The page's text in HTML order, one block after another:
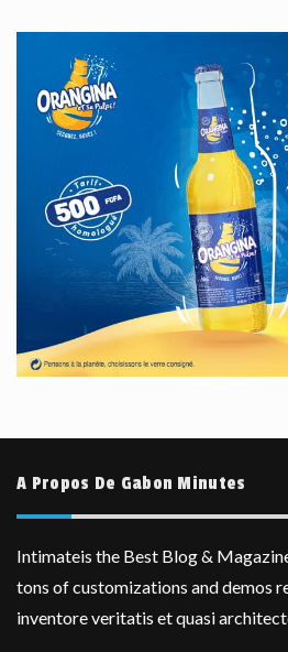
A Propos De Gabon Minutes
Intimateis the Best Blog &
tons of customizations and demos
inventore veritatis et quasi